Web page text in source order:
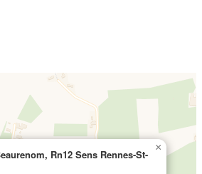
Rn12 Sens Rennes-St-
×